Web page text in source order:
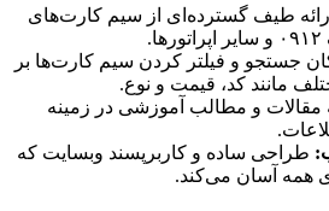
ارائه طیف گسترده‌ای از سیم کارت‌های
جستجو و فیلتر کردن سیم کارت‌ها بر
مانند کد، قیمت و نوع.
مقالات و مطالب آموزشی در زمینه
طراحی ساده و کاربرپسند وبسایت که
همه آسان می‌کند.